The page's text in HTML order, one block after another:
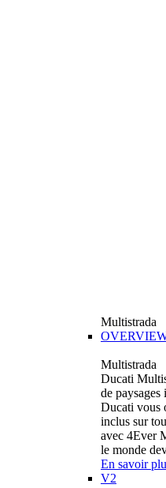
Multistrada
Multistrada
Ducati
de paysages
Ducati vous
inclus sur
avec 4Ever
le monde
En savoir
V2